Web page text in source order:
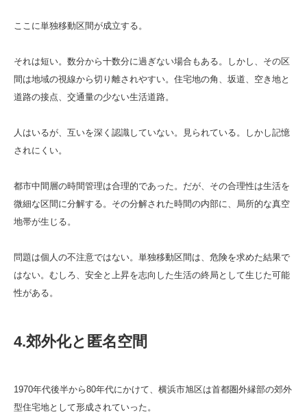
ここに単独移動区間が成立する。
それは短い。数分から十数分に過ぎない場合もある。しかし、その区
間は地域の視線から切り離されやすい。住宅地の角、坂道、空き地と
道路の接点、交通量の少ない生活道路。
人はいるが、互いを深く認識していない。見られている。しかし記憶
されにくい。
都市中間層の時間管理は合理的であった。だが、その合理性は生活を
微細な区間に分解する。その分解された時間の内部に、局所的な真空
地帯が生じる。
問題は個人の不注意ではない。単独移動区間は、危険を求めた結果で
はない。むしろ、安全と上昇を志向した生活の終局として生じた可能
性がある。
4.郊外化と匿名空間
1970年代後半から80年代にかけて、横浜市旭区は首都圏外縁部の郊外
型住宅地として形成されていった。